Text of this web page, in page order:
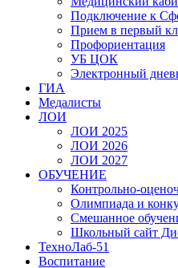
Подключение к
Прием в первый
Профориентация
УБ ЦОК
Электронный
ГИА
Медалисты
ЛОИ
ЛОИ 2025
ЛОИ 2026
ЛОИ 2027
ОБУЧЕНИЕ
Контрольно-
Олимпиада и
Смешанное
Школьный сайт
ТехноЛаб-51
Воспитание